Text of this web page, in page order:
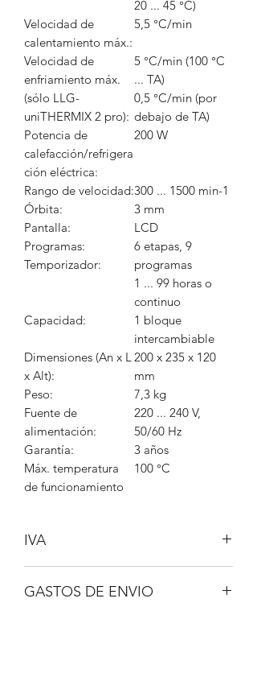
20 ... 45 °C)
Velocidad de
calentamiento máx.:
5,5 °C/min
Velocidad de
enfriamiento máx.
(sólo LLG-
uniTHERMIX 2 pro):
Potencia de
calefacción/refrigera
ción eléctrica:
5 °C/min (100 °C
... TA)
0,5 °C/min (por
debajo de TA)
200 W
Rango de velocidad:300 ... 1500 min-1
Órbita:
3 mm
Pantalla:
Programas:
Temporizador:
LCD
6 etapas, 9
programas
1 ... 99 horas o
continuo
Capacidad:
1 bloque
intercambiable
Dimensiones (An x L
x Alt):
200 x 235 x 120
mm
Peso:
7,3 kg
Fuente de
alimentación:
220 ... 240 V,
50/60 Hz
Garantía:
3 años
Máx. temperatura
de funcionamiento
100 °C
IVA
GASTOS DE ENVIO